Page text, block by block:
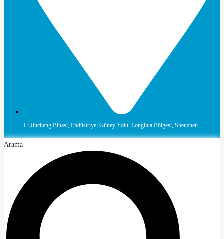
Li Jincheng Binası, Endüstriyel Güney Yolu, Longhua Bölgesi, Shenzhen
Arama